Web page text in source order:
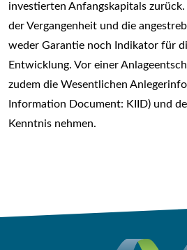
investierten Anfangskapitals
der Vergangenheit und die
weder Garantie noch Indikator für
Entwicklung. Vor einer
zudem die Wesentlichen
Information Document: KIID) und
Kenntnis nehmen.